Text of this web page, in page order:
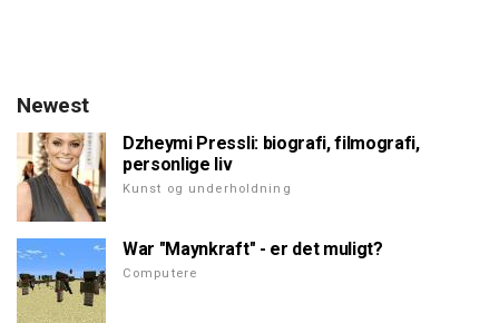
Newest
Dzheymi Pressli: biografi, filmografi,
personlige liv
Kunst og underholdning
War "Maynkraft" - er det muligt?
Computere